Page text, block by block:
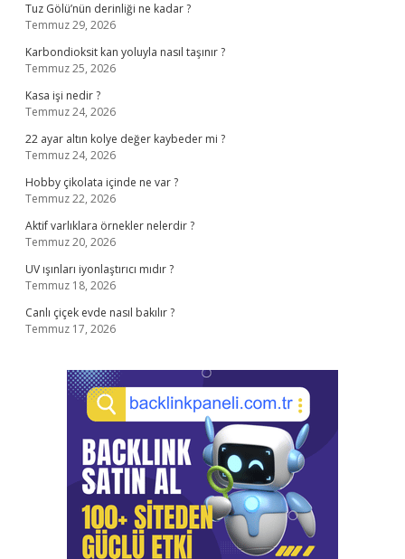
Tuz Gölü’nün derinliği ne kadar ?
Temmuz 29, 2026
Karbondioksit kan yoluyla nasıl taşınır ?
Temmuz 25, 2026
Kasa işi nedir ?
Temmuz 24, 2026
22 ayar altın kolye değer kaybeder mi ?
Temmuz 24, 2026
Hobby çikolata içinde ne var ?
Temmuz 22, 2026
Aktif varlıklara örnekler nelerdir ?
Temmuz 20, 2026
UV ışınları iyonlaştırıcı mıdır ?
Temmuz 18, 2026
Canlı çiçek evde nasıl bakılır ?
Temmuz 17, 2026